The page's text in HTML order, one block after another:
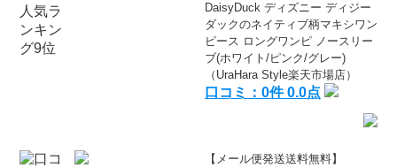
DaisyDuck ディズニー ディジー
ダックのネイティブ柄マキシワン
ピース ロングワンピ ノースリー
ブ(ホワイト/ピンク/グレー)
（UraHara Style楽天市場店）
口コミ：0件 0.0点
【メール便発送送料無料】